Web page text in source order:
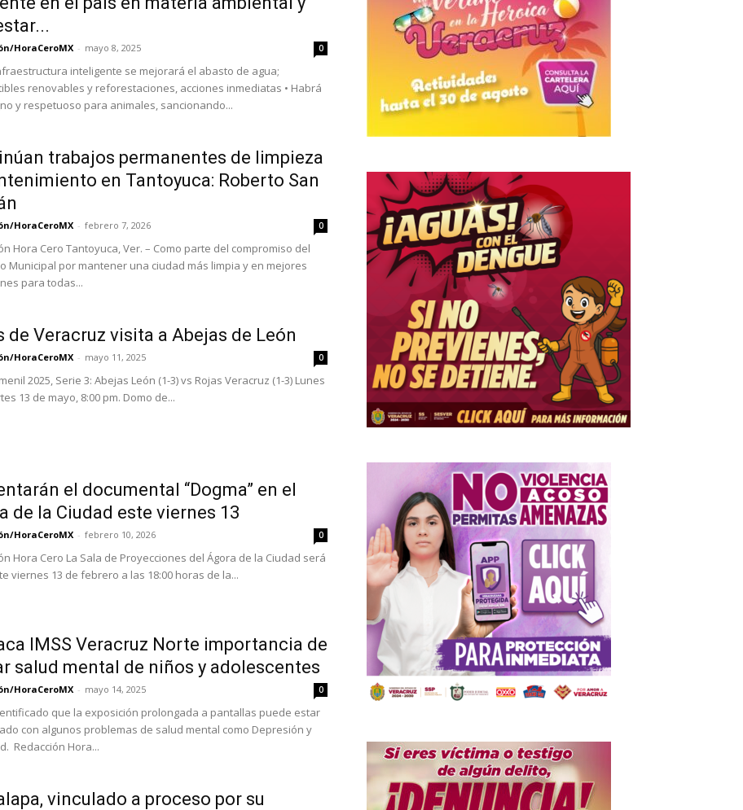
HoraCeroMX - mayo 8, 2025 0
inteligente se mejorará el abasto de agua;
renovables y reforestaciones, acciones inmediatas • Habrá
y respetuoso para animales, sancionando...
trabajos permanentes de limpieza
en Tantoyuca: Roberto San
HoraCeroMX - febrero 7, 2026 0
Hora Cero Tantoyuca, Ver. – Como parte del compromiso del
Municipal por mantener una ciudad más limpia y en mejores
para todas...
de Veracruz visita a Abejas de León
HoraCeroMX - mayo 11, 2025 0
2025, Serie 3: Abejas León (1-3) vs Rojas Veracruz (1-3) Lunes
13 de mayo, 8:00 pm. Domo de...
el documental “Dogma” en el
de la Ciudad este viernes 13
HoraCeroMX - febrero 10, 2026 0
Hora Cero La Sala de Proyecciones del Ágora de la Ciudad será
viernes 13 de febrero a las 18:00 horas de la...
IMSS Veracruz Norte importancia de
salud mental de niños y adolescentes
HoraCeroMX - mayo 14, 2025 0
que la exposición prolongada a pantallas puede estar
con algunos problemas de salud mental como Depresión y
Redacción Hora...
vinculado a proceso por su